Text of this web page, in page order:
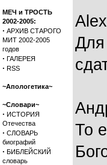
МЕЧ и ТРОСТЬ
2002-2005:
· АРХИВ СТАРОГО
МИТ 2002-2005
годов
· ГАЛЕРЕЯ
· RSS
~Апологетика~
~Словари~
· ИСТОРИЯ
Отечества
· СЛОВАРЬ
биографий
· БИБЛЕЙСКИЙ
словарь
Для
То